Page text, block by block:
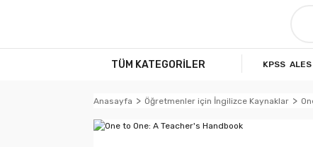
TÜM KATEGORİLER KPSS ALES
Anasayfa Öğretmenler için İngilizce Kaynaklar